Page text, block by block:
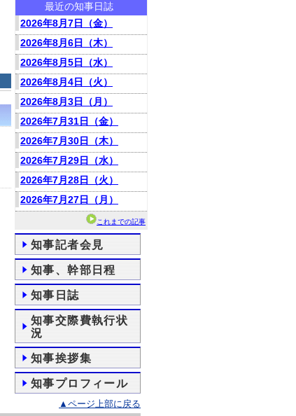
最近の知事日誌
2026年8月7日（金）
2026年8月6日（木）
2026年8月5日（水）
2026年8月4日（火）
2026年8月3日（月）
2026年7月31日（金）
2026年7月30日（木）
2026年7月29日（水）
2026年7月28日（火）
2026年7月27日（月）
これまでの記事
知事記者会見
知事、幹部日程
知事日誌
知事交際費執行状
況
知事挨拶集
知事プロフィール
▲ページ上部に戻る